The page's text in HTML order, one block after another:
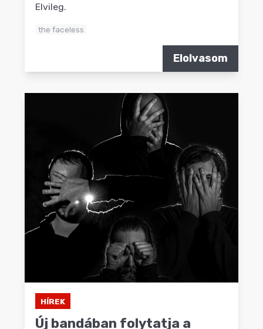
Elvileg.
the faceless
Elolvasom
HÍREK
Új bandában folytatja a